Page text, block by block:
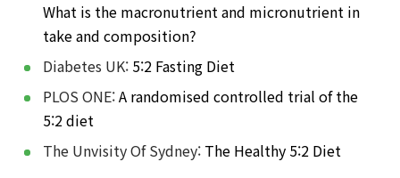
What is the macronutrient and micronutrient in
take and composition?
Diabetes UK: 5:2 Fasting Diet
PLOS ONE:A randomised controlled trial of the
5:2 diet
The Unvisity Of Sydney: The Healthy 5:2 Diet